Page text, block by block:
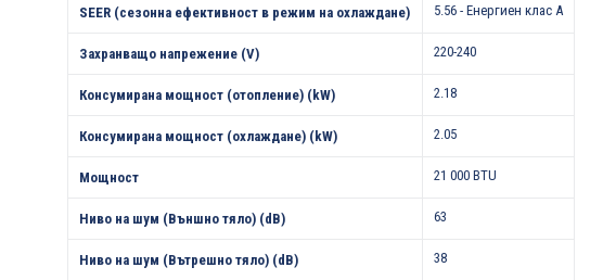
SEER (сезонна ефективност в режим на охлаждане) 5.56 - Енергиен клас А
Захранващо напрежение (V) 220-240
Консумирана мощност (отопление) (kW) 2.18
Консумирана мощност (охлаждане) (kW) 2.05
Мощност 21 000 BTU
Ниво на шум (Външно тяло) (dB) 63
Ниво на шум (Вътрешно тяло) (dB) 38